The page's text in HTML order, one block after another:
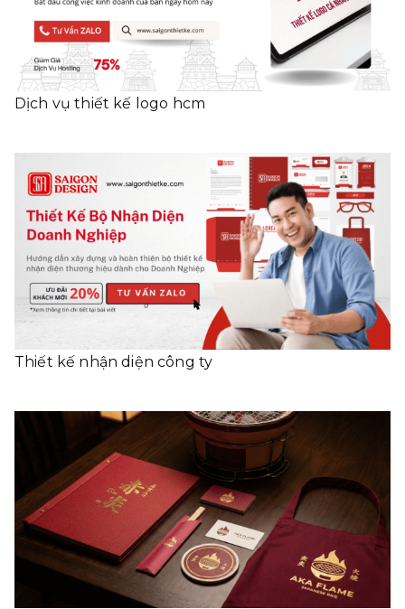
Dịch vụ thiết kế logo hcm
Thiết kế nhận diện công ty